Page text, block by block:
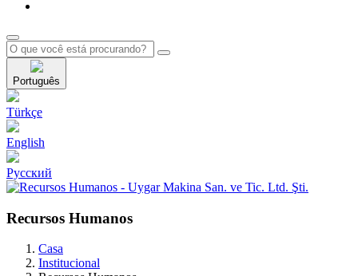
Português
Türkçe
English
Pусский
Recursos Humanos
Casa
Institucional